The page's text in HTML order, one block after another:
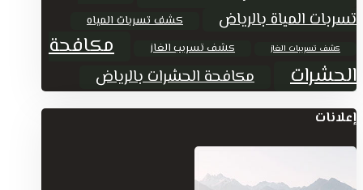
تسربات المياة بالرياض
كشف تسربات المياه
كشف تسريبات الغاز كشف تسريب الغاز
مكافحة
الحشرات
مكافحة الحشرات بالرياض
إعلانات